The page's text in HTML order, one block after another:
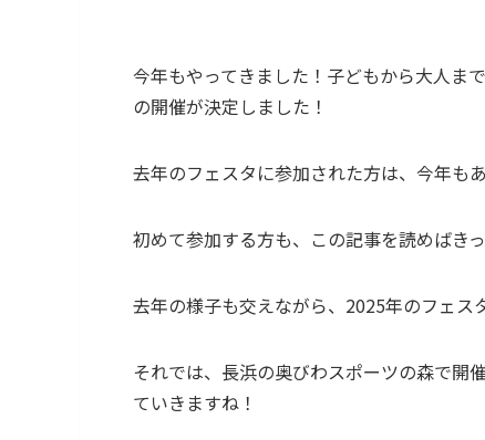
今年もやってきました！子どもから大人ま
の開催が決定しました！
去年のフェスタに参加された方は、今年も
初めて参加する方も、この記事を読めばき
去年の様子も交えながら、2025年のフェス
それでは、長浜の奥びわスポーツの森で開
ていきますね！